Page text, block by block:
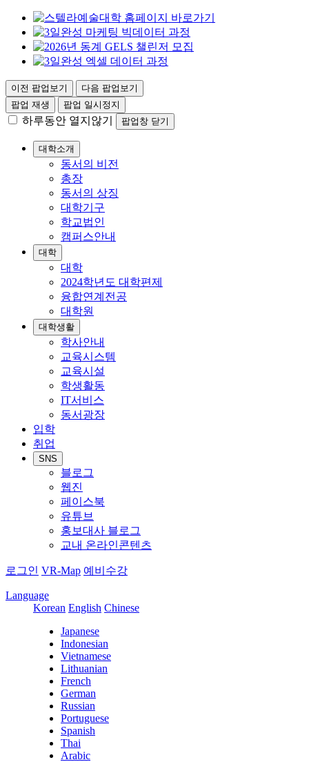
이전 팝업보기
다음 팝업보기
팝업 재생
팝업 일시정지
하루동안 열지않기 팝업창 닫기
대학소개
동서의 비전
총장
동서의 상징
대학기구
학교법인
캠퍼스안내
대학
대학
2024학년도 대학편제
융합연계전공
대학원
대학생활
학사안내
교육시스템
교육시설
학생활동
IT서비스
동서광장
입학
취업
SNS
블로그
웹진
페이스북
유튜브
홍보대사 블로그
교내 온라인콘텐츠
로그인 VR-Map 예비수강
Language
Korean English Chinese
Japanese
Indonesian
Vietnamese
Lithuanian
French
German
Russian
Portuguese
Spanish
Thai
Arabic